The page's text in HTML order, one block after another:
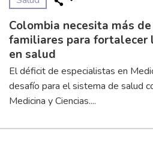
Colombia necesita más
familiares para fortalecer
en salud
El déficit de especialistas en
desafío para el sistema de salud
Medicina y Ciencias....